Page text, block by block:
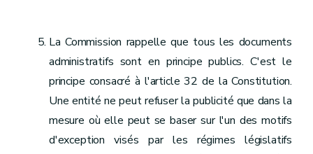
La Commission rappelle que tous les documents
administratifs sont en principe publics. C'est le
principe consacré à l'article 32 de la Constitution.
Une entité ne peut refuser la publicité que dans la
mesure où elle peut se baser sur l'un des motifs
d'exception visés par les régimes législatifs